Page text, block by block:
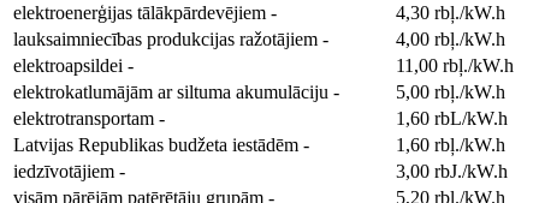
elektroenerģijas tālākpārdevējiem -
4,30 rbļ./kW.h
lauksaimniecības produkcijas ražotājiem -
4,00 rbļ./kW.h
elektroapsildei -
11,00 rbļ./kW.h
elektrokatlumājām ar siltuma akumulāciju -
5,00 rbļ./kW.h
elektrotransportam -
1,60 rbL/kW.h
Latvijas Republikas budžeta iestādēm -
1,60 rbļ./kW.h
iedzīvotājiem -
3,00 rbJ./kW.h
visām pārējām patērētāju grupām -
5,20 rbļ./kW.h